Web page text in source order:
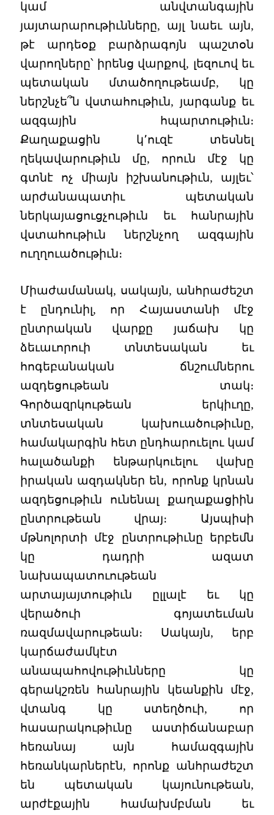
կամ անվտանգային
յայտարարութիւնները, այլ նաեւ այն,
թէ արդեօք բարձրագոյն պաշտօն
վարողները՝ իրենց վարքով, լեզուով եւ
պետական մտածողութեամբ, կը
ներշնչե՞ն վստահութիւն, յարգանք եւ
ազգային հպարտութիւն։
Քաղաքացին կ՚ուզէ տեսնել
ղեկավարութիւն մը, որուն մէջ կը
գտնէ ոչ միայն իշխանութիւն, այլեւ՝
արժանապատիւ պետական
ներկայացուցչութիւն եւ հանրային
վստահութիւն ներշնչող ազգային
ուղղուածութիւն։
Միաժամանակ, սակայն, անհրաժեշտ
է ընդունիլ, որ Հայաստանի մէջ
ընտրական վարքը յաճախ կը
ձեւաւորուի տնտեսական եւ
հոգեբանական ճնշումներու
ազդեցութեան տակ։
Գործազրկութեան երկիւղը,
տնտեսական կախուածութիւնը,
համակարգին հետ ընդհարուելու կամ
հալածանքի ենթարկուելու վախը
իրական ազդակներ են, որոնք կրնան
ազդեցութիւն ունենալ քաղաքացիին
ընտրութեան վրայ։ Այսպիսի
մթնոլորտի մէջ ընտրութիւնը երբեմն
կը դադրի ազատ
նախապատուութեան
արտայայտութիւն ըլլալէ եւ կը
վերածուի գոյատեւման
ռազմավարութեան։ Սակայն, երբ
կարճաժամկէտ
անապահովութիւնները կը
գերակշռեն հանրային կեանքին մէջ,
վտանգ կը ստեղծուի, որ
հասարակութիւնը աստիճանաբար
հեռանայ այն համազգային
հեռանկարներէն, որոնք անհրաժեշտ
են պետական կայունութեան,
արժէքային համախմբման եւ